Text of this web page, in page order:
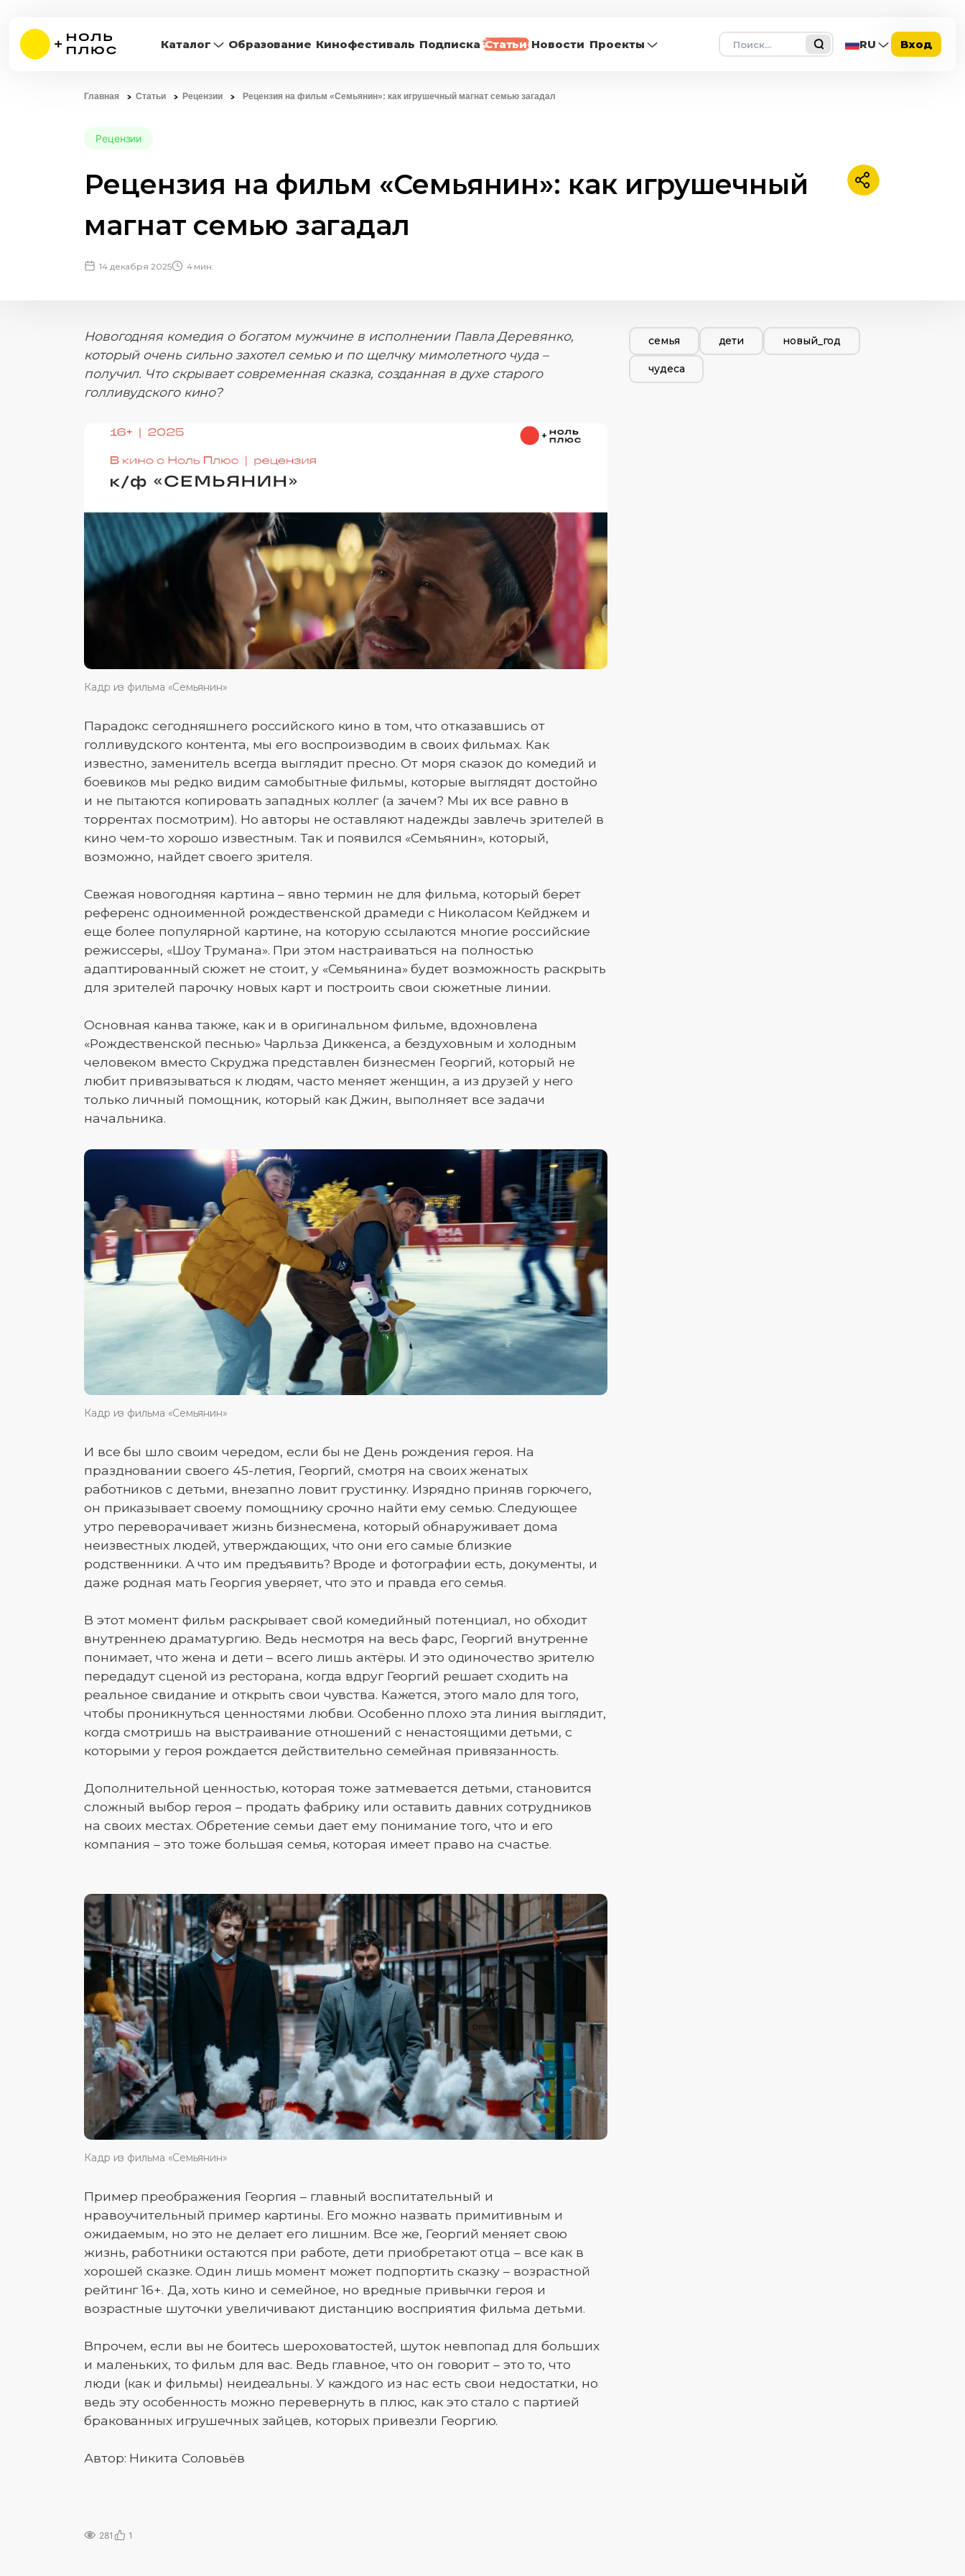
Каталог Образование Кинофестиваль Подписка Статьи Новости Проекты Поиск RU Вход
Главная Статьи Рецензии Рецензия на фильм «Семьянин»: как игрушечный магнат семью загадал
Рецензии
Рецензия на фильм «Семьянин»: как игрушечный
магнат семью загадал
Поделиться
14 декабря 2025 4 мин.
Новогодняя комедия о богатом мужчине в исполнении Павла Деревянко,
который очень сильно захотел семью и по щелчку мимолетного чуда –
получил. Что скрывает современная сказка, созданная в духе старого
голливудского кино?
Кадр из фильма «Семьянин»
Парадокс сегодняшнего российского кино в том, что отказавшись от
голливудского контента, мы его воспроизводим в своих фильмах. Как
известно, заменитель всегда выглядит пресно. От моря сказок до комедий и
боевиков мы редко видим самобытные фильмы, которые выглядят достойно
и не пытаются копировать западных коллег (а зачем? Мы их все равно в
торрентах посмотрим). Но авторы не оставляют надежды завлечь зрителей в
кино чем-то хорошо известным. Так и появился «Семьянин», который,
возможно, найдет своего зрителя.
Свежая новогодняя картина – явно термин не для фильма, который берет
референс одноименной рождественской драмеди с Николасом Кейджем и
еще более популярной картине, на которую ссылаются многие российские
режиссеры, «Шоу Трумана». При этом настраиваться на полностью
адаптированный сюжет не стоит, у «Семьянина» будет возможность раскрыть
для зрителей парочку новых карт и построить свои сюжетные линии.
Основная канва также, как и в оригинальном фильме, вдохновлена
«Рождественской песнью» Чарльза Диккенса, а бездуховным и холодным
человеком вместо Скруджа представлен бизнесмен Георгий, который не
любит привязываться к людям, часто меняет женщин, а из друзей у него
только личный помощник, который как Джин, выполняет все задачи
начальника.
Кадр из фильма «Семьянин»
И все бы шло своим чередом, если бы не День рождения героя. На
праздновании своего 45-летия, Георгий, смотря на своих женатых
работников с детьми, внезапно ловит грустинку. Изрядно приняв горючего,
он приказывает своему помощнику срочно найти ему семью. Следующее
утро переворачивает жизнь бизнесмена, который обнаруживает дома
неизвестных людей, утверждающих, что они его самые близкие
родственники. А что им предъявить? Вроде и фотографии есть, документы, и
даже родная мать Георгия уверяет, что это и правда его семья.
В этот момент фильм раскрывает свой комедийный потенциал, но обходит
внутреннею драматургию. Ведь несмотря на весь фарс, Георгий внутренне
понимает, что жена и дети – всего лишь актёры. И это одиночество зрителю
передадут сценой из ресторана, когда вдруг Георгий решает сходить на
реальное свидание и открыть свои чувства. Кажется, этого мало для того,
чтобы проникнуться ценностями любви. Особенно плохо эта линия выглядит,
когда смотришь на выстраивание отношений с ненастоящими детьми, с
которыми у героя рождается действительно семейная привязанность.
Дополнительной ценностью, которая тоже затмевается детьми, становится
сложный выбор героя – продать фабрику или оставить давних сотрудников
на своих местах. Обретение семьи дает ему понимание того, что и его
компания – это тоже большая семья, которая имеет право на счастье.
Кадр из фильма «Семьянин»
Пример преображения Георгия – главный воспитательный и
нравоучительный пример картины. Его можно назвать примитивным и
ожидаемым, но это не делает его лишним. Все же, Георгий меняет свою
жизнь, работники остаются при работе, дети приобретают отца – все как в
хорошей сказке. Один лишь момент может подпортить сказку – возрастной
рейтинг 16+. Да, хоть кино и семейное, но вредные привычки героя и
возрастные шуточки увеличивают дистанцию восприятия фильма детьми.
Впрочем, если вы не боитесь шероховатостей, шуток невпопад для больших
и маленьких, то фильм для вас. Ведь главное, что он говорит – это то, что
люди (как и фильмы) неидеальны. У каждого из нас есть свои недостатки, но
ведь эту особенность можно перевернуть в плюс, как это стало с партией
бракованных игрушечных зайцев, которых привезли Георгию.
Автор: Никита Соловьёв
281 1
семья дети новый_год
чудеса